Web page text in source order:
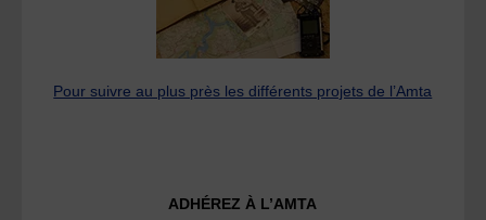
Pour suivre au plus près les différents projets de l’Amta
ADHÉREZ À L’AMTA